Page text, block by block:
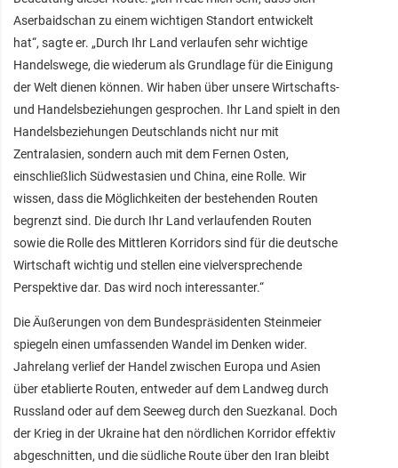
Aserbaidschan zu einem wichtigen Standort entwickelt
hat“, sagte er. „Durch Ihr Land verlaufen sehr wichtige
Handelswege, die wiederum als Grundlage für die Einigung
der Welt dienen können. Wir haben über unsere Wirtschafts-
und Handelsbeziehungen gesprochen. Ihr Land spielt in den
Handelsbeziehungen Deutschlands nicht nur mit
Zentralasien, sondern auch mit dem Fernen Osten,
einschließlich Südwestasien und China, eine Rolle. Wir
wissen, dass die Möglichkeiten der bestehenden Routen
begrenzt sind. Die durch Ihr Land verlaufenden Routen
sowie die Rolle des Mittleren Korridors sind für die deutsche
Wirtschaft wichtig und stellen eine vielversprechende
Perspektive dar. Das wird noch interessanter.“
Die Äußerungen von dem Bundespräsidenten Steinmeier
spiegeln einen umfassenden Wandel im Denken wider.
Jahrelang verlief der Handel zwischen Europa und Asien
über etablierte Routen, entweder auf dem Landweg durch
Russland oder auf dem Seeweg durch den Suezkanal. Doch
der Krieg in der Ukraine hat den nördlichen Korridor effektiv
abgeschnitten, und die südliche Route über den Iran bleibt